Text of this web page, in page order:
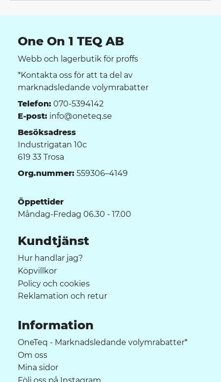
One On 1 TEQ AB
Webb och lagerbutik för proffs
*Kontakta oss för att ta del av
marknadsledande volymrabatter
Telefon: 070-5394142
E-post: info@oneteq.se
Besöksadress
Industrigatan 10c
619 33 Trosa
Org.nummer: 559306–4149
Öppettider
Måndag-Fredag 06.30 - 17.00
Kundtjänst
Hur handlar jag?
Köpvillkor
Policy och cookies
Reklamation och retur
Information
OneTeq - Marknadsledande volymrabatter*
Om oss
Mina sidor